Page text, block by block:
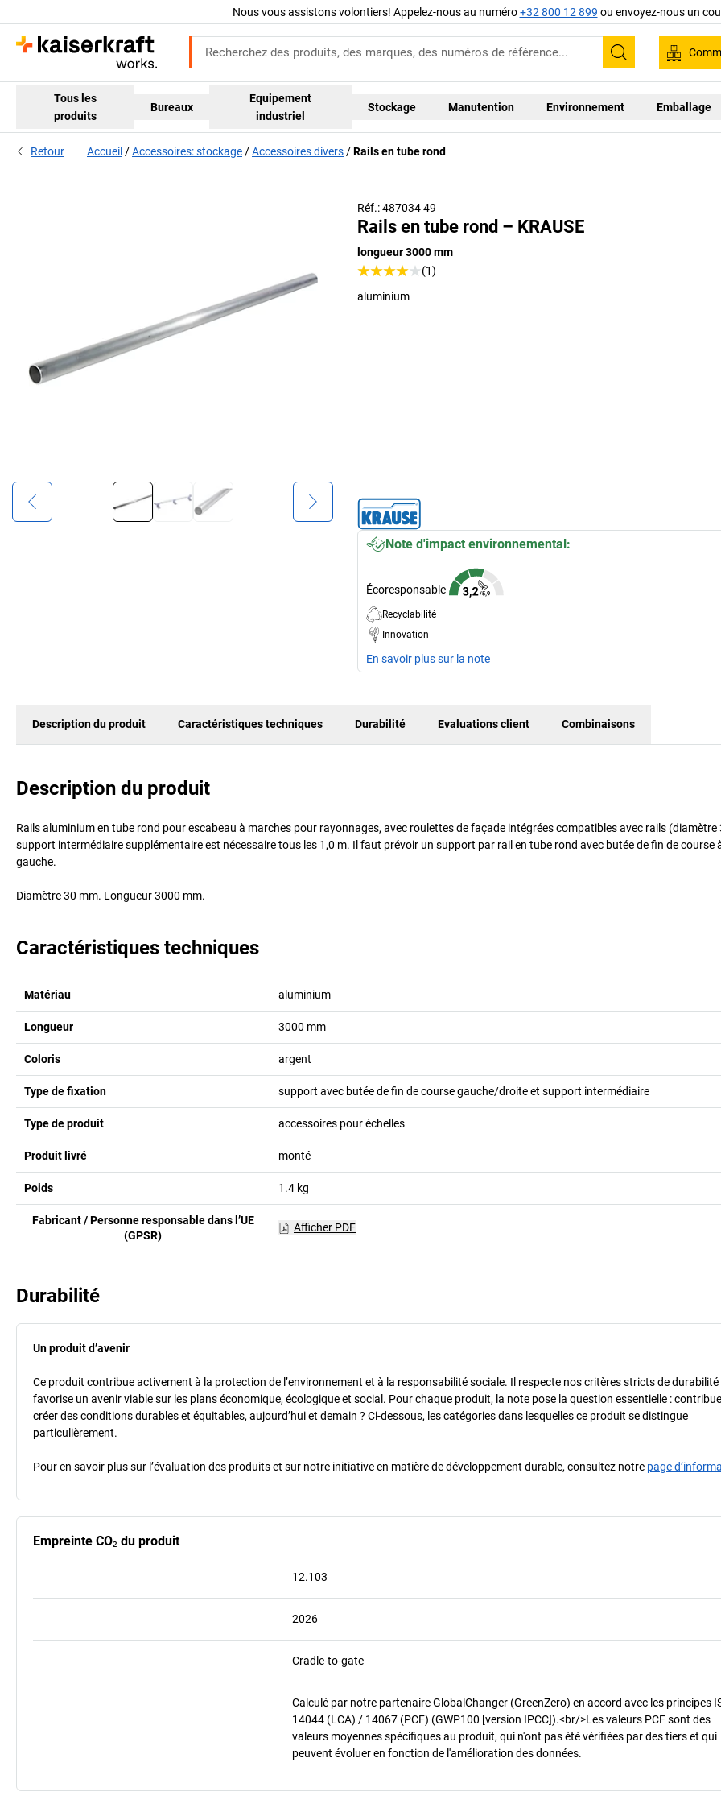
Nous vous assistons volontiers! Appelez-nous au numéro+32 800 12 899 ou envoyez-nous un
Recherche
Tous les
produits
Bureaux
Equipement
industriel
Stockage Manutention Environnement Emballage
Retour Accueil Accessoires: stockage Accessoires divers Rails en tube rond
Réf.: 487034 49
Rails en tube rond – KRAUSE
longueur 3000 mm
(1)
aluminium
Note d'impact environnemental:
Écoresponsable
Recyclabilité
Innovation
En savoir plus sur la note
Description du produit Caractéristiques techniques Durabilité Evaluations client Combinaisons
Description du produit
Rails aluminium en tube rond pour escabeau à marches pour rayonnages, avec roulettes de façade intégrées compatibles avec rails (diamètre
support intermédiaire supplémentaire est nécessaire tous les 1,0 m. Il faut prévoir un support par rail en tube rond avec butée de fin de course
gauche.
Diamètre 30 mm. Longueur 3000 mm.
Caractéristiques techniques
Matériau aluminium
Longueur 3000 mm
Coloris argent
Type de fixation support avec butée de fin de course gauche/droite et support intermédiaire
Type de produit accessoires pour échelles
Produit livré monté
Poids 1.4 kg
Fabricant / Personne responsable dans l’UE
(GPSR)
Afficher PDF
Durabilité
Un produit d’avenir
Ce produit contribue activement à la protection de l’environnement et à la responsabilité sociale. Il respecte nos critères stricts de durabilité
favorise un avenir viable sur les plans économique, écologique et social. Pour chaque produit, la note pose la question essentielle :
créer des conditions durables et équitables, aujourd’hui et demain ? Ci-dessous, les catégories dans lesquelles ce produit se distingue
particulièrement.
Pour en savoir plus sur l’évaluation des produits et sur notre initiative en matière de développement durable, consultez notre page
Empreinte CO₂ du produit
12.103
2026
Cradle-to-gate
Calculé par notre partenaire GlobalChanger (GreenZero) en accord avec les principes
14044 (LCA) / 14067 (PCF) (GWP100 [version IPCC]).<br/>Les valeurs PCF sont des
valeurs moyennes spécifiques au produit, qui n'ont pas été vérifiées par des tiers et qui
peuvent évoluer en fonction de l'amélioration des données.